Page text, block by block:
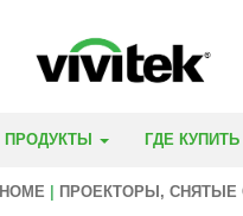
ПРОДУКТЫ ГДЕ КУПИТЬ
HOME ПРОЕКТОРЫ, СНЯТЫЕ